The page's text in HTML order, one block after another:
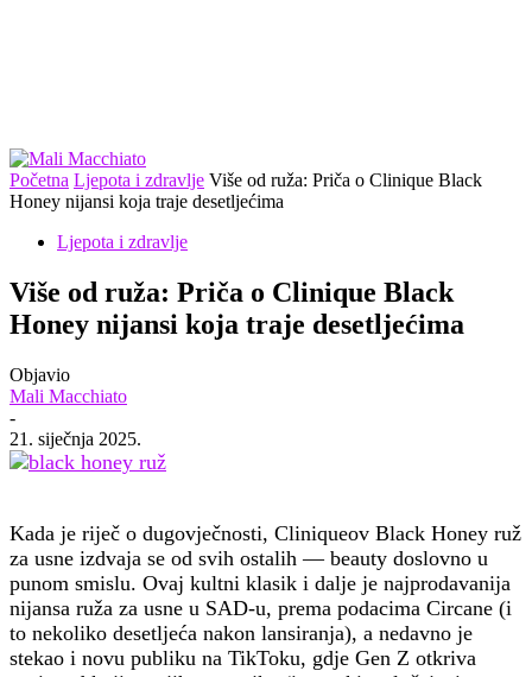
Početna Ljepota i zdravlje Više od ruža: Priča o Clinique Black
Honey nijansi koja traje desetljećima
Ljepota i zdravlje
Više od ruža: Priča o Clinique Black
Honey nijansi koja traje desetljećima
Objavio
Mali Macchiato
-
21. siječnja 2025.
Kada je riječ o dugovječnosti, Cliniqueov Black Honey ruž
za usne izdvaja se od svih ostalih — beauty doslovno u
punom smislu. Ovaj kultni klasik i dalje je najprodavanija
nijansa ruža za usne u SAD-u, prema podacima Circane (i
to nekoliko desetljeća nakon lansiranja), a nedavno je
stekao i novu publiku na TikToku, gdje Gen Z otkriva